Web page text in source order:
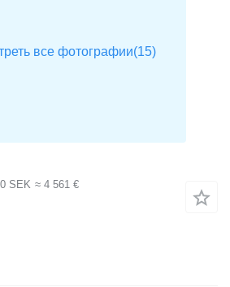
SEK ≈ 4 561 €